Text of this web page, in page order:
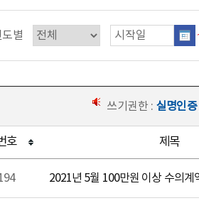
도별
쓰기권한 : 실명인증
호 제목
2021년 5월 100만원 이상 수의계